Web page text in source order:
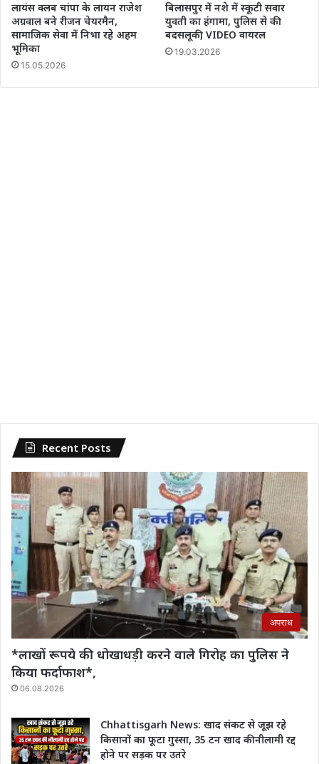
लायंस क्लब चांपा के लायन राजेश
अग्रवाल बने रीजन चेयरमैन,
सामाजिक सेवा में निभा रहे अहम
भूमिका
15.05.2026
बिलासपुर में नशे में स्कूटी सवार
युवती का हंगामा, पुलिस से की
बदसलूकी, VIDEO वायरल
19.03.2026
Recent Posts
अपराध
*लाखों रूपये की धोखाधड़ी करने वाले गिरोह का पुलिस ने
किया फर्दाफाश*,
06.08.2026
Chhattisgarh News: खाद संकट से जूझ रहे
किसानों का फूटा गुस्सा, 35 टन खाद की नीलामी रद्द
होने पर सड़क पर उतरे